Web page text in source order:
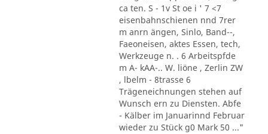
ca ten. S - 1v St oe i ' 7 <7
eisenbahnschienen nnd 7rer
m anrn ängen, Sinlo, Band--,
Faeoneisen, aktes Essen, tech,
Werkzeuge n. . 6 Arbeitspfde
m A- kAA-.. W. liöne , Zerlin ZW
, lbelm - 8trasse 6
Trägeneichnungen stehen auf
Wunsch ern zu Diensten. Abfe
- Kälber im Januarinnd Februar
wieder zu Stück g0 Mark 50 ..."